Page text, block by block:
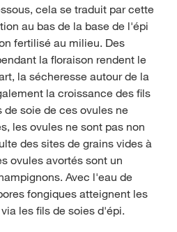
cela se traduit par cette
au bas de la base de l'épi
fertilisé au milieu. Des
la floraison rendent le
la sécheresse autour de la
la croissance des fils
soie de ces ovules ne
les ovules ne sont pas non
des sites de grains vides à
ovules avortés sont un
Avec l'eau de
fongiques atteignent les
les fils de soies d'épi.